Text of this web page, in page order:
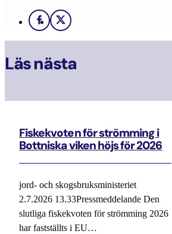
Facebook
X
Läs nästa
Fiskekvoten för strömming i
Bottniska viken höjs för 2026
jord- och skogsbruksministeriet
2.7.2026 13.33Pressmeddelande Den
slutliga fiskekvoten för strömming 2026
har fastställts i EU…